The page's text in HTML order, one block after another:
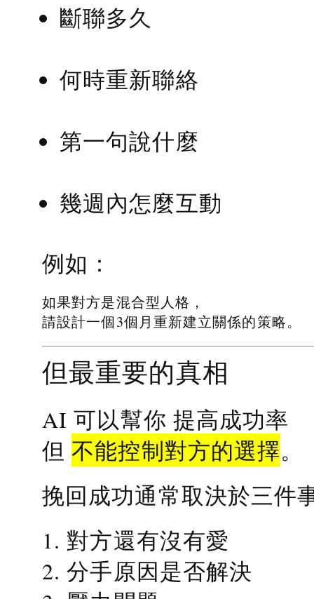
斷聯多久
何時重新聯絡
第一句說什麼
幾週內怎麼互動
例如：
如果對方是混合型人格，
請設計一個3個月重新建立關係的策略。
但最重要的真相
AI 可以幫你 提高成功率
但不能控制對方的選擇。
挽回成功通常取決於三件
1. 對方還有沒有愛
2. 分手原因是否解決